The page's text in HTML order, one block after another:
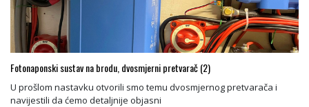
Fotonaponski sustav na brodu, dvosmjerni pretvarač (2)
U prošlom nastavku otvorili smo temu dvosmjernog pretvarača i
navijestili da ćemo detaljnije objasni